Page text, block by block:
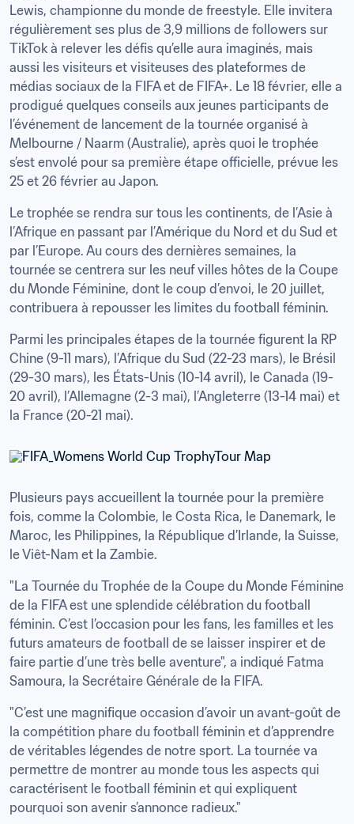
Lewis, championne du monde de freestyle. Elle invitera
régulièrement ses plus de 3,9 millions de followers sur
TikTok à relever les défis qu’elle aura imaginés, mais
aussi les visiteurs et visiteuses des plateformes de
médias sociaux de la FIFA et de FIFA+. Le 18 février, elle a
prodigué quelques conseils aux jeunes participants de
l’événement de lancement de la tournée organisé à
Melbourne / Naarm (Australie), après quoi le trophée
s’est envolé pour sa première étape officielle, prévue les
25 et 26 février au Japon.
Le trophée se rendra sur tous les continents, de l’Asie à
l’Afrique en passant par l’Amérique du Nord et du Sud et
par l’Europe. Au cours des dernières semaines, la
tournée se centrera sur les neuf villes hôtes de la Coupe
du Monde Féminine, dont le coup d’envoi, le 20 juillet,
contribuera à repousser les limites du football féminin.
Parmi les principales étapes de la tournée figurent la RP
Chine (9-11 mars), l’Afrique du Sud (22-23 mars), le Brésil
(29-30 mars), les États-Unis (10-14 avril), le Canada (19-
20 avril), l’Allemagne (2-3 mai), l’Angleterre (13-14 mai) et
la France (20-21 mai).
Plusieurs pays accueillent la tournée pour la première
fois, comme la Colombie, le Costa Rica, le Danemark, le
Maroc, les Philippines, la République d’Irlande, la Suisse,
le Viêt-Nam et la Zambie.
"La Tournée du Trophée de la Coupe du Monde Féminine
de la FIFA est une splendide célébration du football
féminin. C’est l’occasion pour les fans, les familles et les
futurs amateurs de football de se laisser inspirer et de
faire partie d’une très belle aventure", a indiqué Fatma
Samoura, la Secrétaire Générale de la FIFA.
"C’est une magnifique occasion d’avoir un avant-goût de
la compétition phare du football féminin et d’apprendre
de véritables légendes de notre sport. La tournée va
permettre de montrer au monde tous les aspects qui
caractérisent le football féminin et qui expliquent
pourquoi son avenir s’annonce radieux."